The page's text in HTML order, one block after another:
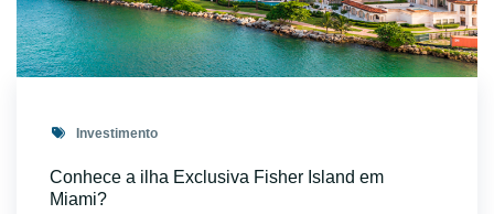
Investimento
Conhece a ilha Exclusiva Fisher Island em
Miami?